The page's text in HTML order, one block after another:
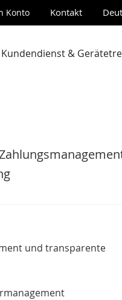
Konto Kontakt
Kundendienst &
und transparente